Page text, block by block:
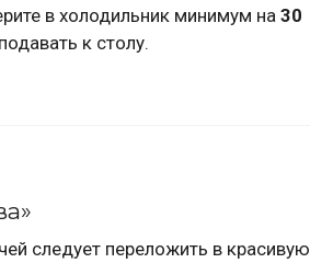
в холодильник минимум на 30
к столу.
следует переложить в красивую